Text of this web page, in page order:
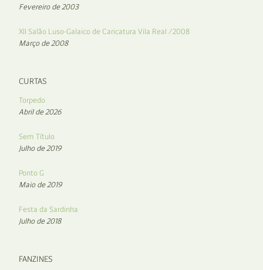
Fevereiro de 2003
XII Salão Luso-Galaico de Caricatura Vila Real /2008
Março de 2008
CURTAS
Torpedo
Abril de 2026
Sem Título
Julho de 2019
Ponto G
Maio de 2019
Festa da Sardinha
Julho de 2018
FANZINES